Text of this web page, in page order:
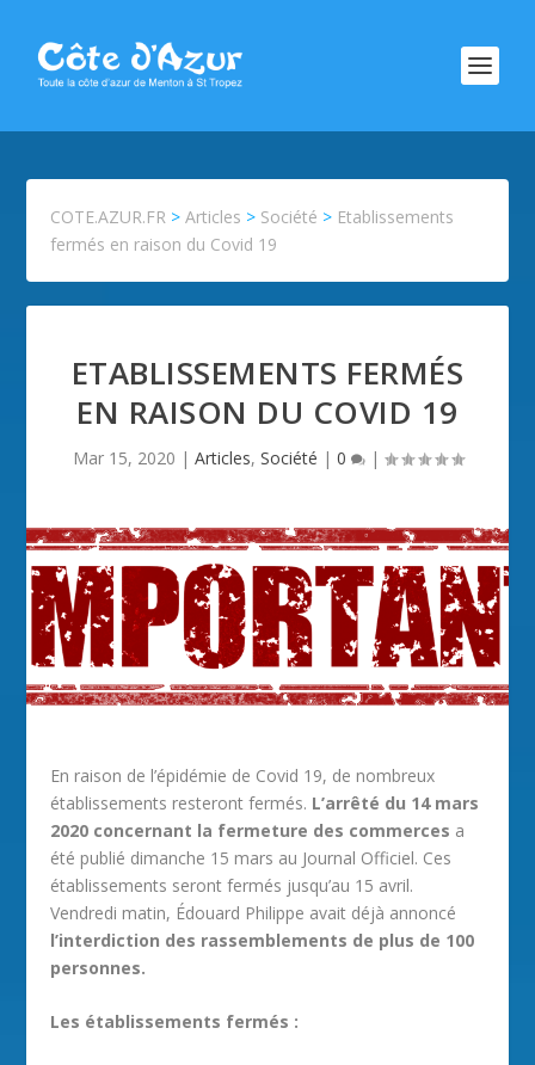
COTE.AZUR.FR >Articles > Société > Etablissements
fermés en raison du Covid 19
ETABLISSEMENTS FERMÉS
EN RAISON DU COVID 19
Mar 15, 2020 | Articles, Société | 0 |
En raison de l’épidémie de Covid 19, de nombreux
établissements resteront fermés. L’arrêté du 14 mars
2020 concernant la fermeture des commerces a
été publié dimanche 15 mars au Journal Officiel. Ces
établissements seront fermés jusqu’au 15 avril.
Vendredi matin, Édouard Philippe avait déjà annoncé
l’interdiction des rassemblements de plus de 100
personnes.
Les établissements fermés :